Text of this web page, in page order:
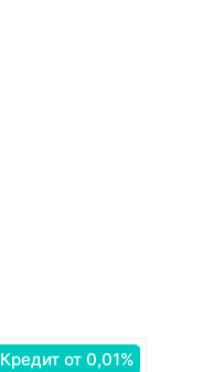
Кредит от 0,01%